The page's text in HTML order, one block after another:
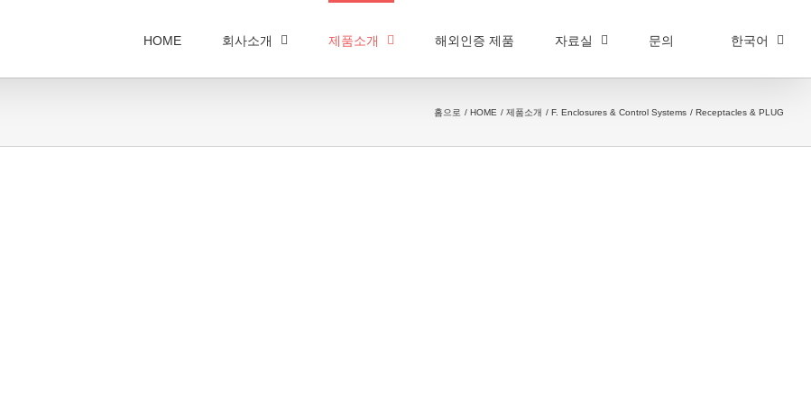
HOME 회사소개 제품소개 해외인증 제품 자료실 문의 한국어
홈으로 HOME 제품소개 F. Enclosures & Control Systems Receptacles & PLUG